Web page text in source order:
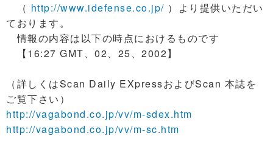
（ http://www.idefense.co.jp/ ）より提供いただい
ております。
情報の内容は以下の時点におけるものです
【16:27 GMT、02、25、2002】
（詳しくはScan Daily EXpressおよびScan 本誌を
ご覧下さい）
http://vagabond.co.jp/vv/m-sdex.htm
http://vagabond.co.jp/vv/m-sc.htm